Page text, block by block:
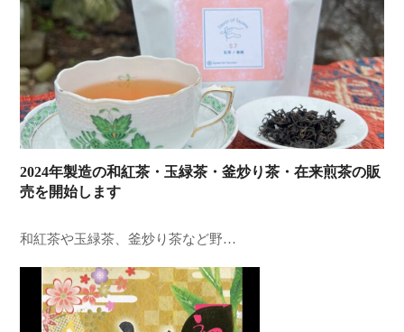
2024年製造の和紅茶・玉緑茶・釜炒り茶・在来煎茶の販
売を開始します
和紅茶や玉緑茶、釜炒り茶など野…